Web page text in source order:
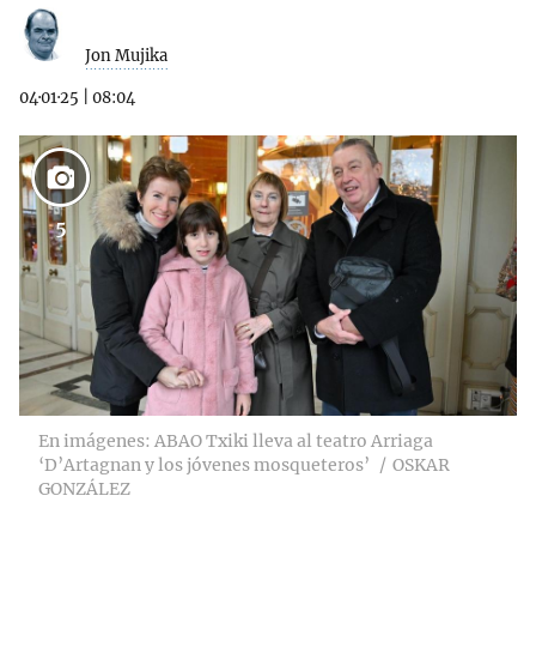
Jon Mujika
04·01·25 08:04
5
En imágenes: ABAO Txiki lleva al teatro Arriaga
‘D’Artagnan y los jóvenes mosqueteros’
OSKAR
GONZÁLEZ